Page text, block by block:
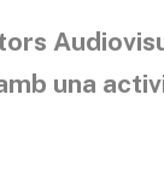
una